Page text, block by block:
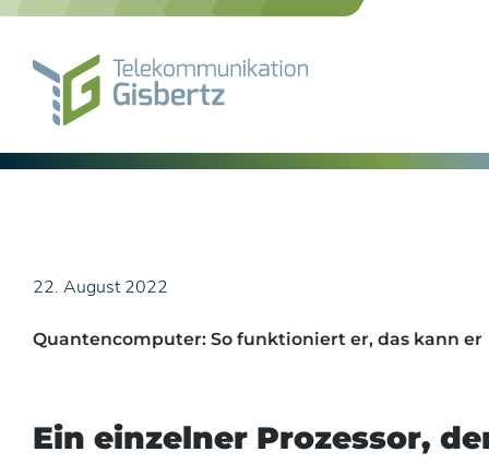
Skip
22. August 2022
Quantencomputer: So funktioniert er, das kann er
Ein einzelner Prozessor,